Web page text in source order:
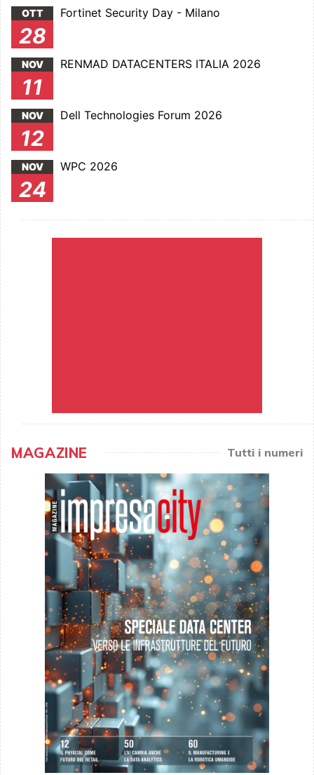
OTT
28
Fortinet Security Day - Milano
NOV
11
RENMAD DATACENTERS ITALIA 2026
NOV
12
Dell Technologies Forum 2026
NOV
24
WPC 2026
MAGAZINE Tutti i numeri